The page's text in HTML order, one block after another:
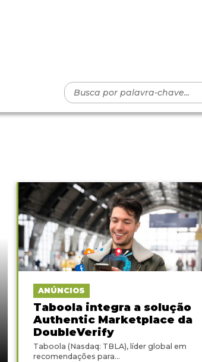
ANÚNCIOS
Taboola integra a solução
Authentic Marketplace da
DoubleVerify
Taboola (Nasdaq: TBLA), líder global em
recomendações para...